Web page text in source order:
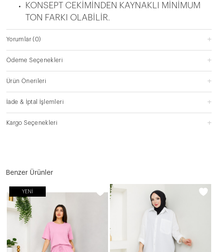
KONSEPT CEKİMİNDEN KAYNAKLI MİNİMUM
TON FARKI OLABİLİR.
Yorumlar(0)
Ödeme Seçenekleri
Ürün Önerileri
İade & İptal İşlemleri
Kargo Seçenekleri
Benzer Ürünler
YENI